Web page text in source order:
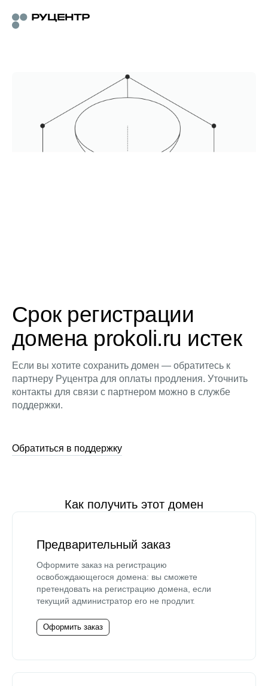
Срок регистрации
домена prokoli.ru истек
Если вы хотите сохранить домен — обратитесь к
партнеру Руцентра для оплаты продления. Уточнить
контакты для связи с партнером можно в службе
поддержки.
Обратиться в поддержку
Как получить этот домен
Предварительный заказ
Оформите заказ на регистрацию
освобождающегося домена: вы сможете
претендовать на регистрацию домена, если
текущий администратор его не продлит.
Оформить заказ